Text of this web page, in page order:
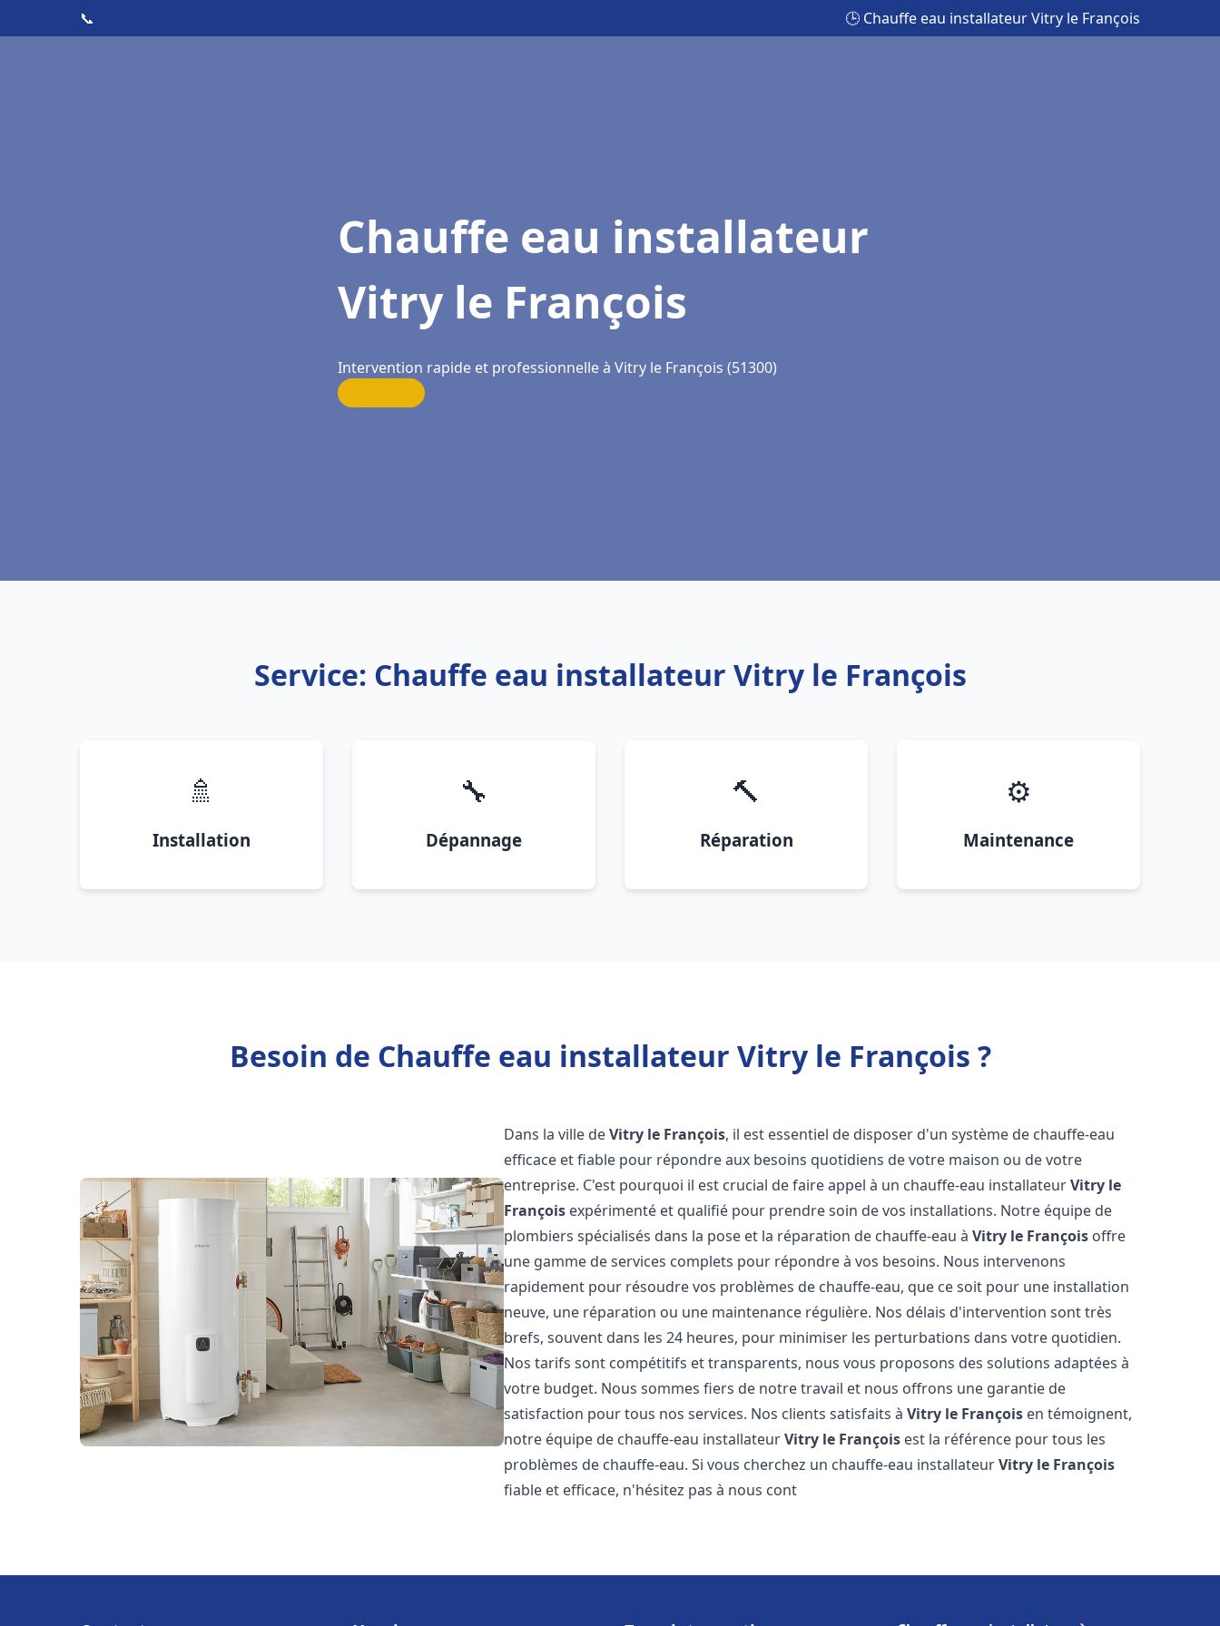
📞 🕒 Chauffe eau installateur Vitry le François
Chauffe eau installateur
Vitry le François
Intervention rapide et professionnelle à Vitry le François (51300)
Service: Chauffe eau installateur Vitry le François
🚿
Installation
🔧
Dépannage
🔨
Réparation
⚙️
Maintenance
Besoin de Chauffe eau installateur Vitry le François ?
Dans la ville deVitry le François, il est essentiel de disposer d'un système de chauffe-eau
efficace et fiable pour répondre aux besoins quotidiens de votre maison ou de votre
entreprise. C'est pourquoi il est crucial de faire appel à un chauffe-eau installateurVitry le
François expérimenté et qualifié pour prendre soin de vos installations. Notre équipe de
plombiers spécialisés dans la pose et la réparation de chauffe-eau àVitry le François offre
une gamme de services complets pour répondre à vos besoins. Nous intervenons
rapidement pour résoudre vos problèmes de chauffe-eau, que ce soit pour une installation
neuve, une réparation ou une maintenance régulière. Nos délais d'intervention sont très
brefs, souvent dans les 24 heures, pour minimiser les perturbations dans votre quotidien.
Nos tarifs sont compétitifs et transparents, nous vous proposons des solutions adaptées à
votre budget. Nous sommes fiers de notre travail et nous offrons une garantie de
satisfaction pour tous nos services. Nos clients satisfaits àVitry le François en témoignent,
notre équipe de chauffe-eau installateurVitry le François est la référence pour tous les
problèmes de chauffe-eau. Si vous cherchez un chauffe-eau installateurVitry le François
fiable et efficace, n'hésitez pas à nous cont